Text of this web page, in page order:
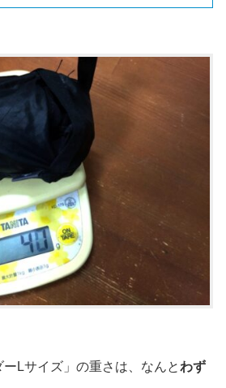
ーLサイズ」の重さは、なんとわず